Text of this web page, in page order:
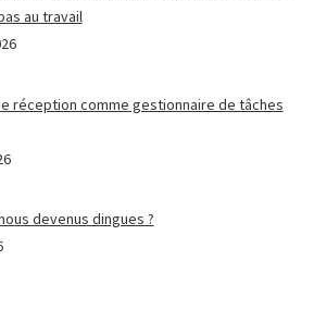
au travail
réception comme gestionnaire de tâches
devenus dingues ?